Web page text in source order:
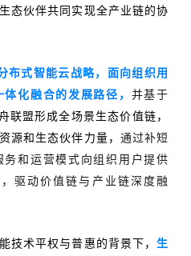
态伙伴共同实现全产业链的协
布式智能云战略， 面向组织用
化融合的发展路径， 并基于
联盟形成全场景生态价值链，
源和生态伙伴力量， 通过补短
和运营模式向组织用户提供
驱动价值链与产业链深度融
技术平权与普惠的背景下，生